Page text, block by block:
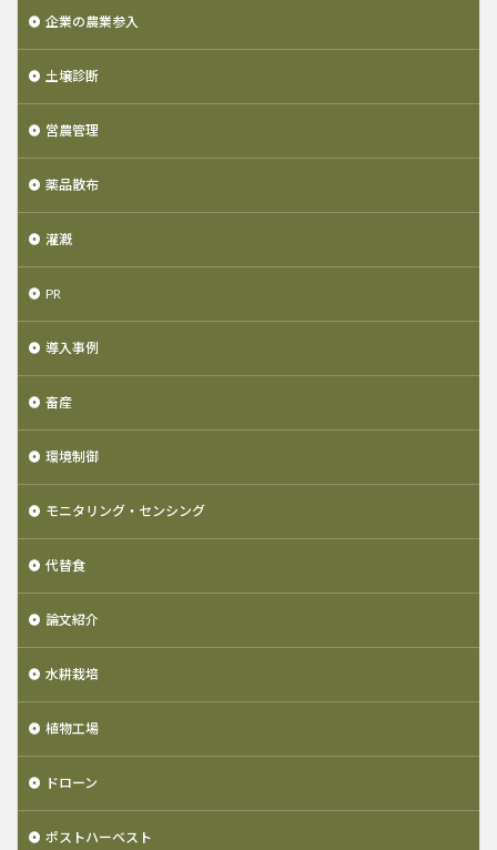
企業の農業参入
土壌診断
営農管理
薬品散布
灌漑
PR
導入事例
畜産
環境制御
モニタリング・センシング
代替食
論文紹介
水耕栽培
植物工場
ドローン
ポストハーベスト